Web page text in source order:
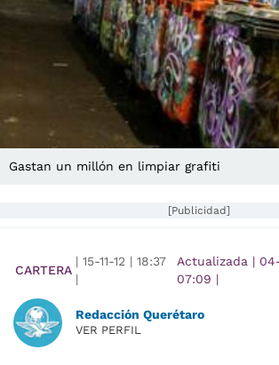
Gastan un millón en limpiar grafiti
[Publicidad]
CARTERA
| 15-11-12 | 18:37
|
Actualizada |
07:09 |
Redacción Querétaro
VER PERFIL